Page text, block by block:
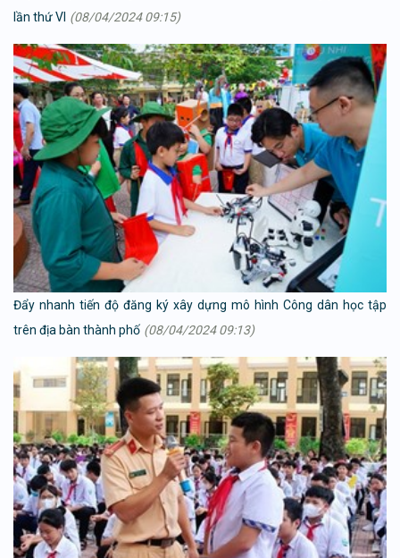
lần thứ VI (08/04/2024 09:15)
Đẩy nhanh tiến độ đăng ký xây dựng mô hình Công dân học tập
trên địa bàn thành phố (08/04/2024 09:13)